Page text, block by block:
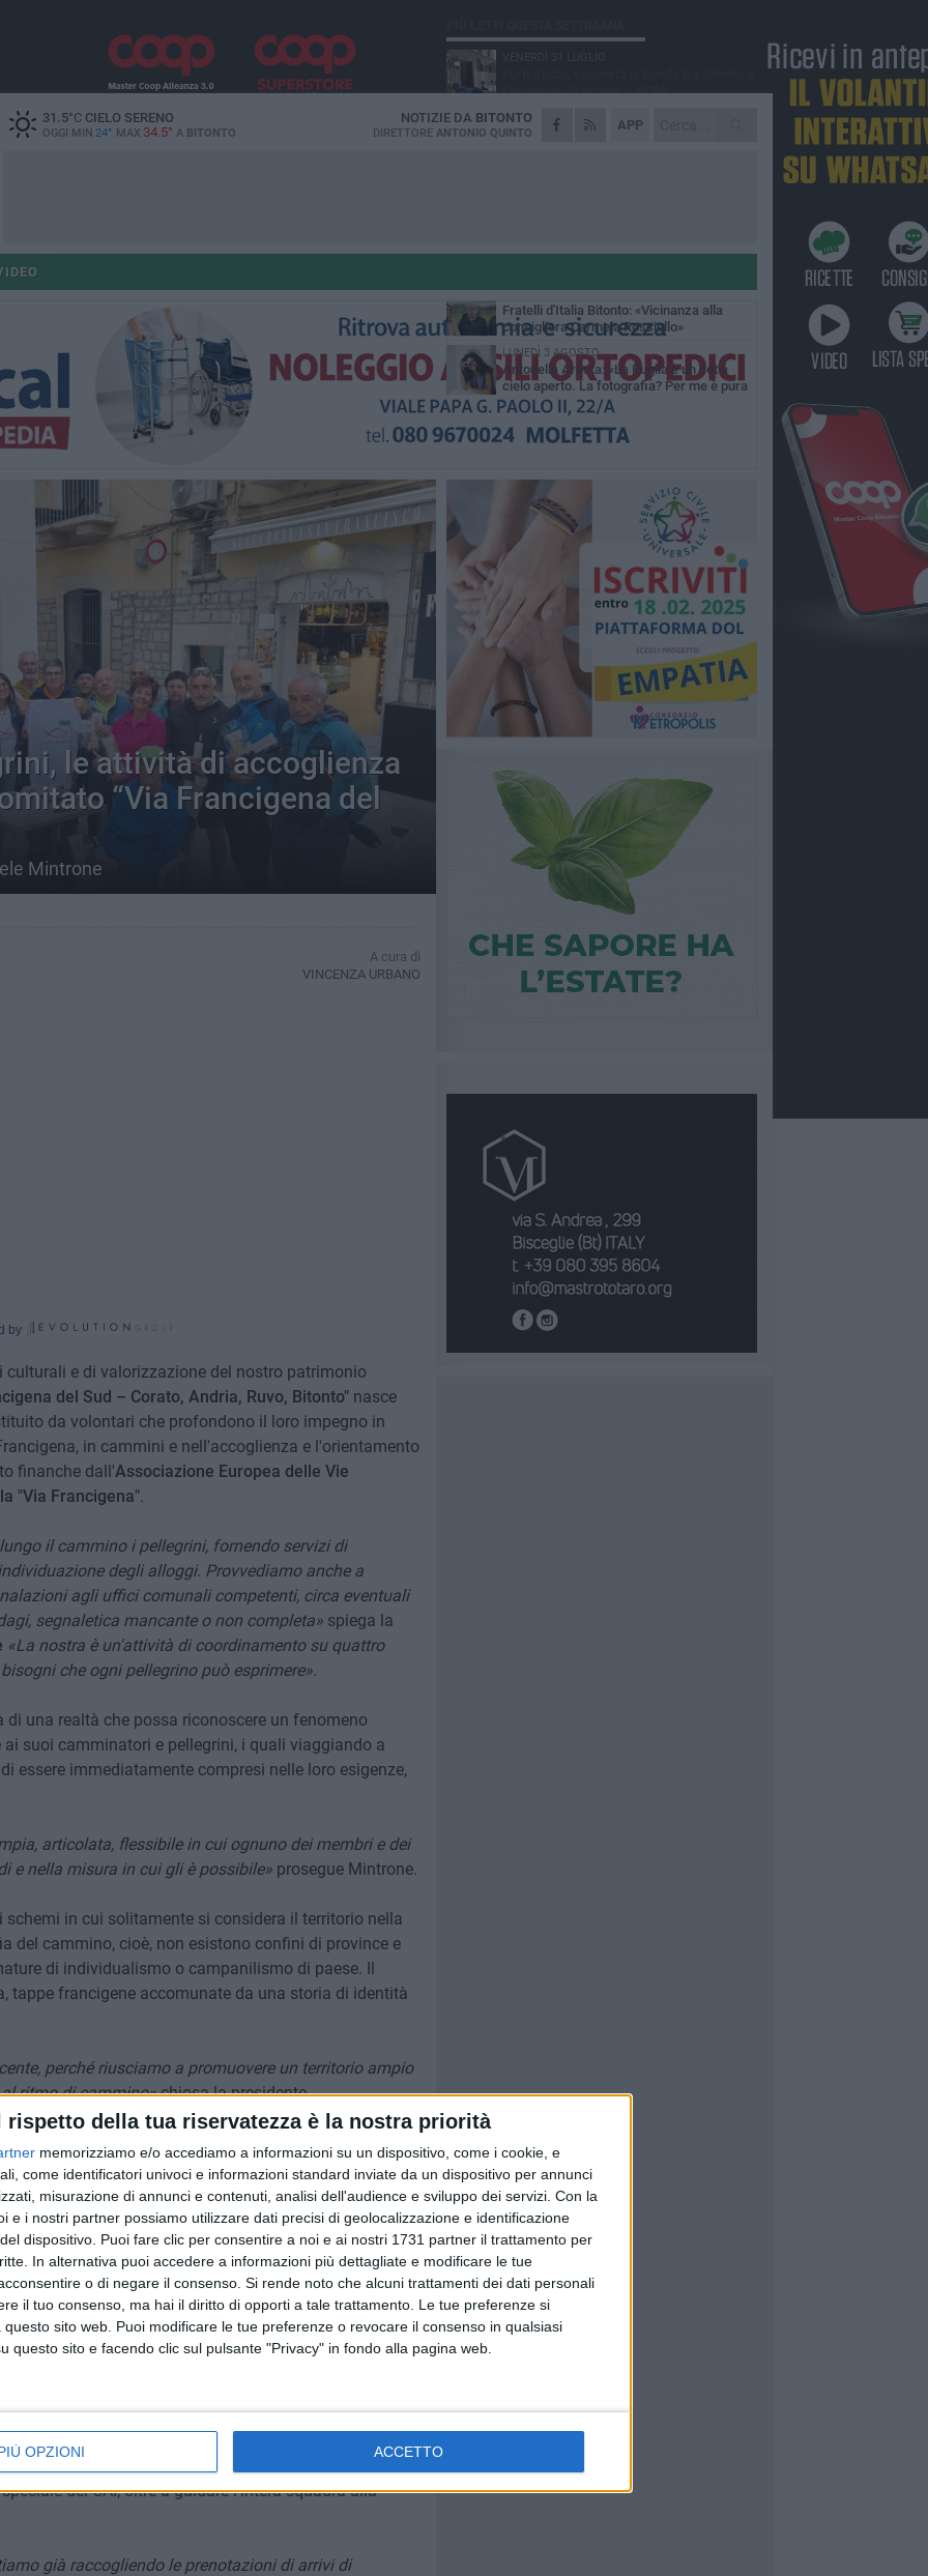
rispetto della tua riservatezza è la nostra priorità
memorizziamo e/o accediamo a informazioni su un dispositivo, come i cookie, e
come identificatori univoci e informazioni standard inviate da un dispositivo per annunci
misurazione di annunci e contenuti, analisi dell'audience e sviluppo dei servizi. Con la
e i nostri partner possiamo utilizzare dati precisi di geolocalizzazione e identificazione
dispositivo. Puoi fare clic per consentire a noi e ai nostri 1731 partner il trattamento per
In alternativa puoi accedere a informazioni più dettagliate e modificare le tue
o di negare il consenso. Si rende noto che alcuni trattamenti dei dati personali
il tuo consenso, ma hai il diritto di opporti a tale trattamento. Le tue preferenze si
sito web. Puoi modificare le tue preferenze o revocare il consenso in qualsiasi
questo sito e facendo clic sul pulsante "Privacy" in fondo alla pagina web.
OPZIONI ACCETTO
31.5°CCIELO SERENO
OGGI MIN 24° MAX 34.5° A BITONTO
APP
NOTIZIE DA BITONTO
DIRETTORE ANTONIO QUINTO
le attività di accoglienza
“Via Francigena del
Mintrone
A cura di
VINCENZA URBANO
by
e di valorizzazione del nostro patrimonio
del Sud – Corato, Andria, Ruvo, Bitonto"nasce
da volontari che profondono il loro impegno in
in cammini e nell'accoglienza e l'orientamento
finanche dall'Associazione Europea delle Vie
"Via Francigena".
il cammino i pellegrini, fornendo servizi di
degli alloggi. Provvediamo anche a
agli uffici comunali competenti, circa eventuali
segnaletica mancante o non completa»spiega la
«La nostra è un'attività di coordinamento su quattro
che ogni pellegrino può esprimere».
una realtà che possa riconoscere un fenomeno
suoi camminatori e pellegrini, i quali viaggiando a
essere immediatamente compresi nelle loro esigenze,
articolata, flessibile in cui ognuno dei membri e dei
e nella misura in cui gli è possibile»prosegue Mintrone.
in cui solitamente si considera il territorio nella
del cammino, cioè, non esistono confini di province e
di individualismo o campanilismo di paese. Il
tappe francigene accomunate da una storia di identità
perché riusciamo a promuovere un territorio ampio
ritmo di cammino»chiosa la presidente.
sensibilizzazione e animazione sul territorio attraverso
2025"ideati a tema sulle quattro tappe francigene,
Donno, nonché itinerari medioevali nei centri
pellegrini e l'organizzazione delle loro permanenze: a
camminatori, proveniente da Roma, dell'associazione
messa a punto un'ospitalità di quattro giorni, oltre a
di ottobre, è stata effettuata l'accoglienza per il
di Gavardo(in provincia di Brescia), sezione
portavoce del pensiero secondo cui
occasione sono state, peraltro, individuate le strutture
del CAI, oltre a guidare l'intera squadra alla
già raccogliendo le prenotazioni di arrivi di
Cerignola: 13 arresti, I NOMI
MARTEDÌ 4 AGOSTO
Armati di bastoni fuggono con l'incasso,
"Case a un euro", Comune chiama a
DOMENICA 2 AGOSTO
Fratelli d'Italia Bitonto: «Vicinanza alla
consigliera Carmela Rossiello»
LUNEDÌ 3 AGOSTO
Antonella Aresta: «La Puglia è un set a
cielo aperto. La fotografia? Per me è pura
poesia»